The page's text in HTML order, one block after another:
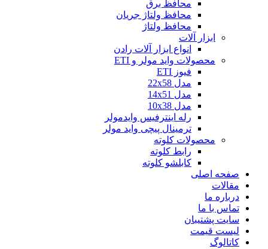
محافظ برق
محافظ ولتاژ جریان
محافظ ولتاژ
ابزار آلات
انواع ابزار آلات رادن
محصولات واید مولر و ETI
فیوز ETI
مدل 22x58
مدل 14x51
مدل 10x38
رله اینترفیس وایدمولر
ترمینال پیچی واید مولر
محصولات کلوته
رابط کلوته
کابلشو کلوته
صفحه اصلی
مقالات
درباره ما
تماس با ما
سایت پشتیبان
لیست قیمت
کاتالوگ